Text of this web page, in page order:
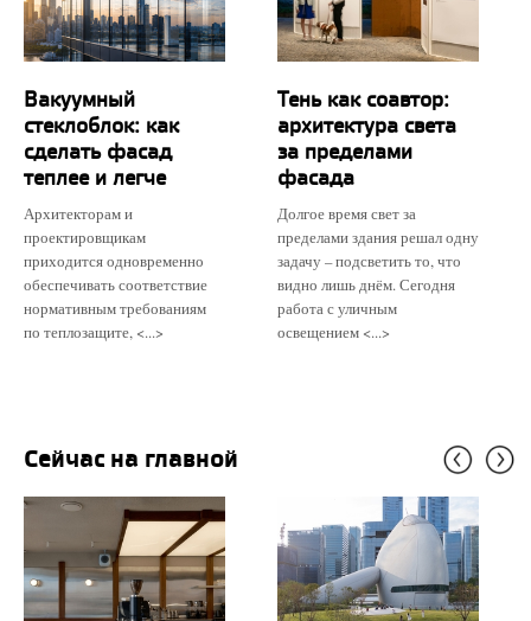
Вакуумный
стеклоблок: как
сделать фасад
теплее и легче
Архитекторам и
проектировщикам
приходится одновременно
обеспечивать соответствие
нормативным требованиям
по теплозащите, <...>
Тень как соавтор:
архитектура света
за пределами
фасада
Долгое время свет за
пределами здания решал одну
задачу – подсветить то, что
видно лишь днём. Сегодня
работа с уличным
освещением <...>
Сейчас на главной